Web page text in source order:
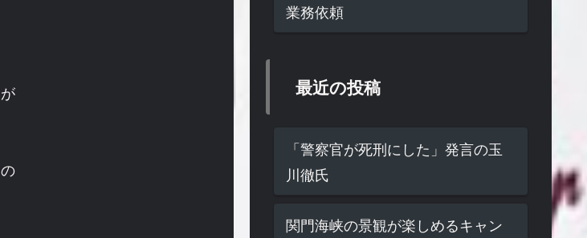
業務依頼
最近の投稿
「警察官が死刑にした」発言の玉
川徹氏
関門海峡の景観が楽しめるキャン